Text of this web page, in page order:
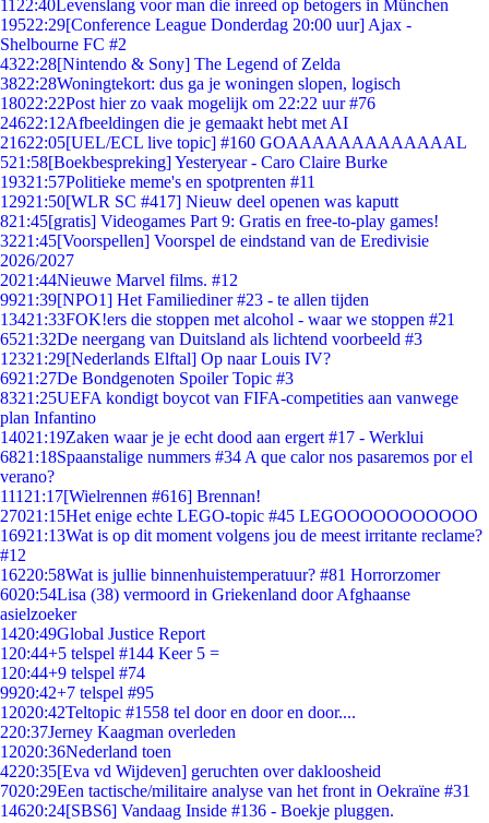
11 22:40Levenslang voor man die inreed op betogers in München
19522:29[Conference League Donderdag 20:00 uur] Ajax -
Shelbourne FC #2
4322:28[Nintendo & Sony] The Legend of Zelda
3822:28Woningtekort: dus ga je woningen slopen, logisch
18022:22Post hier zo vaak mogelijk om 22:22 uur #76
24622:12Afbeeldingen die je gemaakt hebt met AI
21622:05[UEL/ECL live topic] #160 GOAAAAAAAAAAAAAL
521:58[Boekbespreking] Yesteryear - Caro Claire Burke
19321:57Politieke meme's en spotprenten #11
12921:50[WLR SC #417] Nieuw deel openen was kaputt
821:45[gratis] Videogames Part 9: Gratis en free-to-play games!
3221:45[Voorspellen] Voorspel de eindstand van de Eredivisie
2026/2027
2021:44Nieuwe Marvel films. #12
9921:39[NPO1] Het Familiediner #23 - te allen tijden
13421:33FOK!ers die stoppen met alcohol - waar we stoppen #21
6521:32De neergang van Duitsland als lichtend voorbeeld #3
12321:29[Nederlands Elftal] Op naar Louis IV?
6921:27De Bondgenoten Spoiler Topic #3
8321:25UEFA kondigt boycot van FIFA-competities aan vanwege
plan Infantino
14021:19Zaken waar je je echt dood aan ergert #17 - Werklui
6821:18Spaanstalige nummers #34 A que calor nos pasaremos por el
verano?
111 21:17[Wielrennen #616] Brennan!
27021:15Het enige echte LEGO-topic #45 LEGOOOOOOOOOOO
16921:13Wat is op dit moment volgens jou de meest irritante reclame?
#12
16220:58Wat is jullie binnenhuistemperatuur? #81 Horrorzomer
6020:54Lisa (38) vermoord in Griekenland door Afghaanse
asielzoeker
1420:49Global Justice Report
1 20:44+5 telspel #144 Keer 5 =
1 20:44+9 telspel #74
9920:42+7 telspel #95
12020:42Teltopic #1558 tel door en door en door....
220:37Jerney Kaagman overleden
12020:36Nederland toen
4220:35[Eva vd Wijdeven] geruchten over dakloosheid
7020:29Een tactische/militaire analyse van het front in Oekraïne #31
14620:24[SBS6] Vandaag Inside #136 - Boekje pluggen.